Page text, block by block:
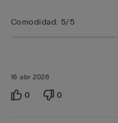
16 abr 2026
Comodidad: 5/5
0 0